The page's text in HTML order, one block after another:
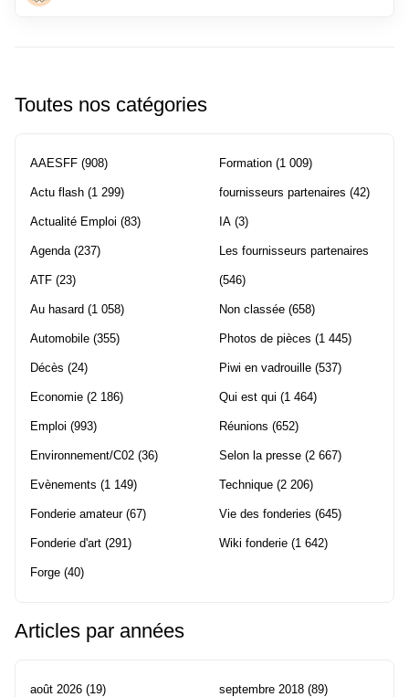
Toutes nos catégories
AAESFF (908)
Actu flash (1 299)
Actualité Emploi (83)
Agenda(237)
ATF (23)
Au hasard (1 058)
Automobile (355)
Décès (24)
Economie (2 186)
Emploi (993)
Environnement/C02 (36)
Evènements (1 149)
Fonderie amateur(67)
Fonderie d'art (291)
Forge (40)
Formation (1 009)
fournisseurs partenaires (42)
IA (3)
Les fournisseurs partenaires
(546)
Non classée (658)
Photos de pièces (1 445)
Piwi en vadrouille (537)
Qui est qui (1 464)
Réunions (652)
Selon la presse (2 667)
Technique (2 206)
Vie des fonderies (645)
Wiki fonderie (1 642)
Articles par années
août 2026 (19) septembre 2018 (89)